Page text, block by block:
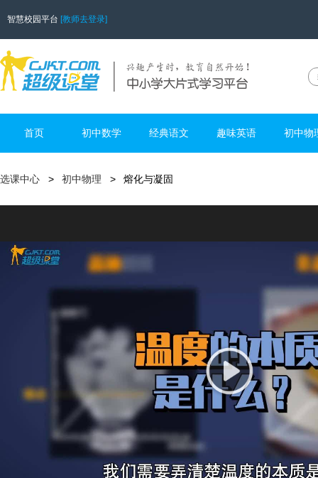
智慧校园平台 [教师去登录]
首页 初中数学 经典语文 趣味英语 初中物
选课中心 初中物理 熔化与凝固